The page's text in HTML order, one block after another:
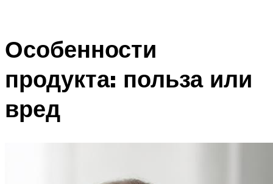
Особенности
продукта: польза или
вред